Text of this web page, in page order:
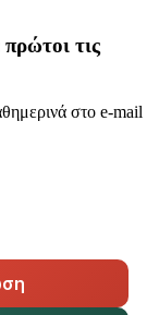
τις
στο e-mail